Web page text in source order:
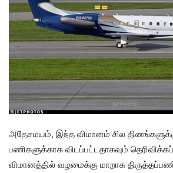
அதேசமயம், இந்த விமானம் சில
பணிகளுக்காக விடப்பட்டதாகவும்
விமானத்தில் வழமைக்கு மாறாக